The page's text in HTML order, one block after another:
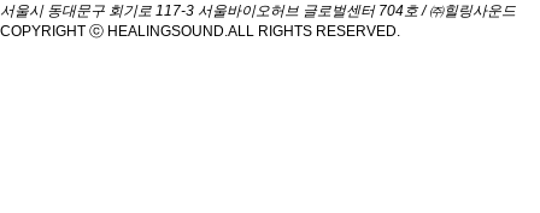
서울시 동대문구 회기로 117-3 서울바이오허브 글로벌센터 704호 / ㈜힐링사운드
COPYRIGHT ⓒ HEALINGSOUND.ALL RIGHTS RESERVED.